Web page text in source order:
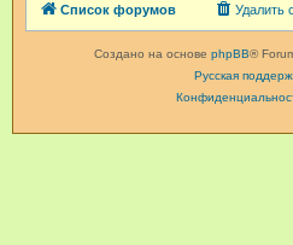
Список форумов Удалить
Создано на основе phpBB®
Русская